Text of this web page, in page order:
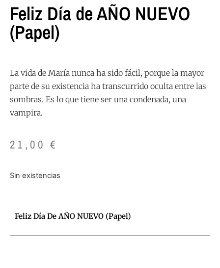
Feliz Día de AÑO NUEVO
(Papel)
La vida de María nunca ha sido fácil, porque la mayor
parte de su existencia ha transcurrido oculta entre las
sombras. Es lo que tiene ser una condenada, una
vampira.
21,00€
Sin existencias
Feliz Día De AÑO NUEVO (Papel)